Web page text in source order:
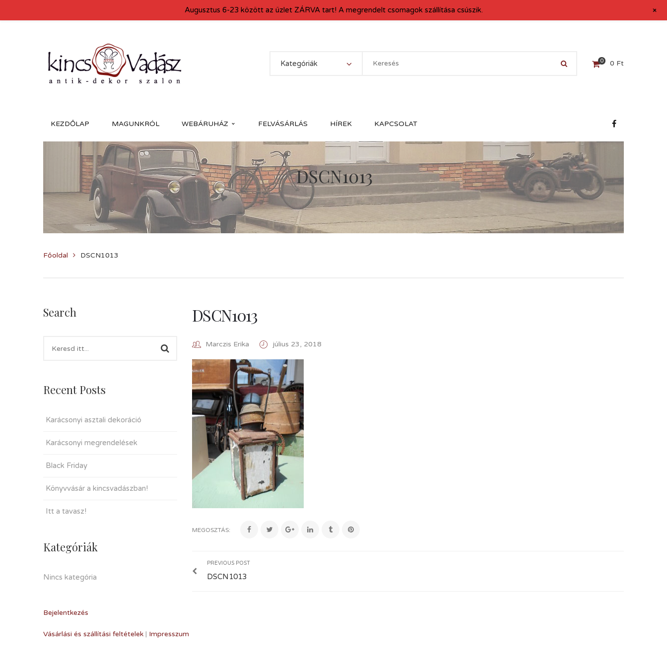
Kategóriák 0 0 Ft
KEZDŐLAP MAGUNKRÓL WEBÁRUHÁZ FELVÁSÁRLÁS HÍREK KAPCSOLAT
DSCN1013
Főoldal DSCN1013
Search
Recent Posts
Karácsonyi asztali dekoráció
Karácsonyi megrendelések
Black Friday
Könyvvásár a kincsvadászban!
Itt a tavasz!
Kategóriák
Nincs kategória
Bejelentkezés
DSCN1013
Marczis Erika július 23, 2018
MEGOSZTÁS:
PREVIOUS POST
DSCN1013
Vásárlási és szállítási feltételek | Impresszum
Augusztus 6-23 között az üzlet ZÁRVA tart! A megrendelt csomagok szállítása csúszik. +